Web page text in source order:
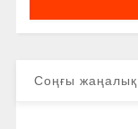
Соңғы жаңалық